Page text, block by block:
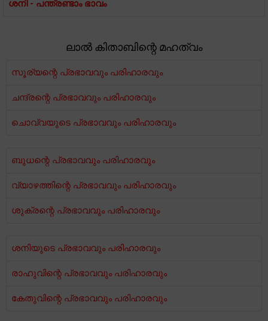
ശനി - പന്ത്രണ്ടാം ഭാവം
ലാൽ കിതാബിന്റെ മഹത്വം
സൂര്യന്റെ പ്രഭാവവും പരിഹാരവും
ചന്ദ്രന്റെ പ്രഭാവവും പരിഹാരവും
ചൊവ്വയുടെ പ്രഭാവവും പരിഹാരവും
ബുധന്റെ പ്രഭാവവും പരിഹാരവും
വ്യാഴത്തിന്റെ പ്രഭാവവും പരിഹാരവും
ശുക്രന്റെ പ്രഭാവവും പരിഹാരവും
ശനിയുടെ പ്രഭാവവും പരിഹാരവും
രാഹുവിന്റെ പ്രഭാവവും പരിഹാരവും
കേതുവിന്റെ പ്രഭാവവും പരിഹാരവും